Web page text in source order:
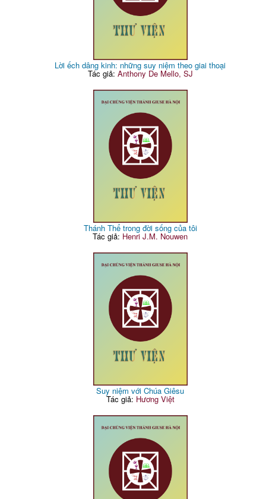
Lời ếch dâng kinh: những suy niệm theo giai thoại
Tác giả: Anthony De Mello, SJ
Thánh Thể trong đời sống của tôi
Tác giả: Henri J.M. Nouwen
Suy niệm với Chúa Giêsu
Tác giả: Hương Việt